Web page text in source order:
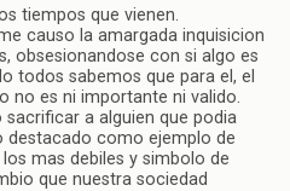
tiempos que vienen.
causo la amargada inquisicion
obsesionandose con si algo es
todos sabemos que para el, el
no es ni importante ni valido.
sacrificar a alguien que podia
destacado como ejemplo de
mas debiles y simbolo de
que nuestra sociedad